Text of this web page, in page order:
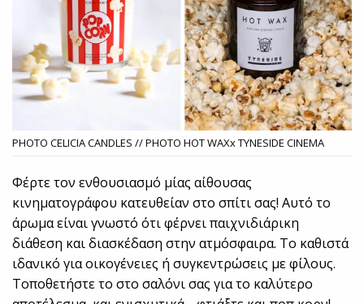
PHOTO CELICIA CANDLES // PHOTO HOT WAXx TYNESIDE CINEMA
Φέρτε τον ενθουσιασμό μίας αίθουσας
κινηματογράφου κατευθείαν στο σπίτι σας! Αυτό το
άρωμα είναι γνωστό ότι φέρνει παιχνιδιάρικη
διάθεση και διασκέδαση στην ατμόσφαιρα. Το καθιστά
ιδανικό για οικογένειες ή συγκεντρώσεις με φίλους.
Τοποθετήστε το στο σαλόνι σας για το καλύτερο